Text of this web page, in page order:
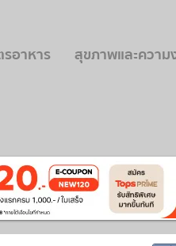
อาหาร สุขภาพและความ